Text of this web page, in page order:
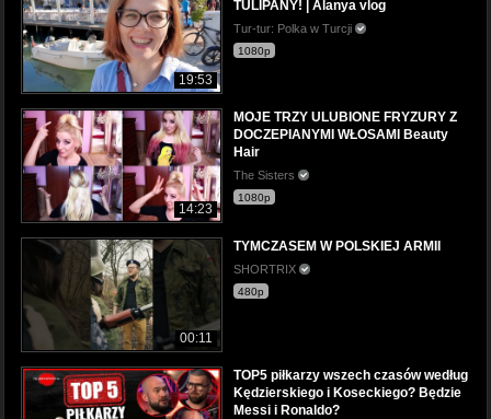
19:53
TULIPANY! | Alanya vlog
Tur-tur: Polka w Turcji
1080p
14:23
MOJE TRZY ULUBIONE FRYZURY Z
DOCZEPIANYMI WŁOSAMI Beauty
Hair
The Sisters
1080p
00:11
TYMCZASEM W POLSKIEJ ARMII
SHORTRIX
480p
TOP5 piłkarzy wszech czasów według
Kędzierskiego i Koseckiego? Będzie
Messi i Ronaldo?